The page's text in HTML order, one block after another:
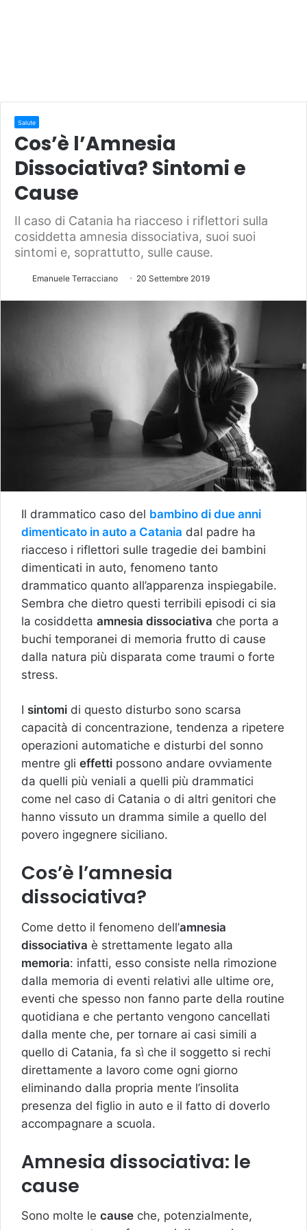
Salute
Cos’è l’Amnesia
Dissociativa? Sintomi e
Cause
Il caso di Catania ha riacceso i riflettori sulla
cosiddetta amnesia dissociativa, suoi suoi
sintomi e, soprattutto, sulle cause.
Emanuele Terracciano 20 Settembre 2019
Il drammatico caso del bambino di due anni
dimenticato in auto a Catania dal padre ha
riacceso i riflettori sulle tragedie dei bambini
dimenticati in auto, fenomeno tanto
drammatico quanto all’apparenza inspiegabile.
Sembra che dietro questi terribili episodi ci sia
la cosiddetta amnesia dissociativa che porta a
buchi temporanei di memoria frutto di cause
dalla natura più disparata come traumi o forte
stress.
I sintomi di questo disturbo sono scarsa
capacità di concentrazione, tendenza a ripetere
operazioni automatiche e disturbi del sonno
mentre gli effetti possono andare ovviamente
da quelli più veniali a quelli più drammatici
come nel caso di Catania o di altri genitori che
hanno vissuto un dramma simile a quello del
povero ingegnere siciliano.
Cos’è l’amnesia
dissociativa?
Come detto il fenomeno dell’amnesia
dissociativa è strettamente legato alla
memoria: infatti, esso consiste nella rimozione
dalla memoria di eventi relativi alle ultime ore,
eventi che spesso non fanno parte della routine
quotidiana e che pertanto vengono cancellati
dalla mente che, per tornare ai casi simili a
quello di Catania, fa sì che il soggetto si rechi
direttamente a lavoro come ogni giorno
eliminando dalla propria mente l’insolita
presenza del figlio in auto e il fatto di doverlo
accompagnare a scuola.
Amnesia dissociativa: le
cause
Sono molte le cause che, potenzialmente,